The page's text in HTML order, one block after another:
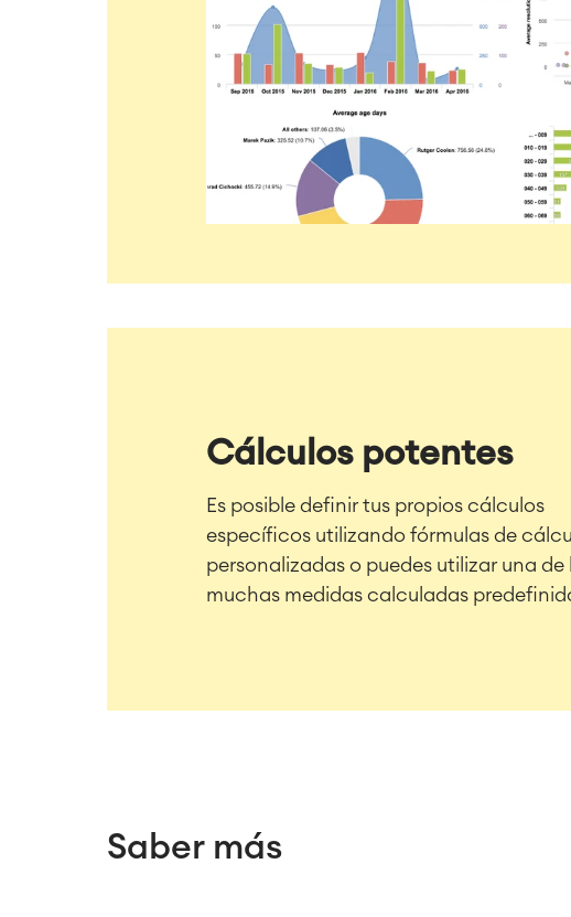
Cálculos potentes
Es posible definir tus propios cálculos
específicos utilizando fórmulas de
personalizadas o puedes utilizar una de
muchas medidas calculadas
Saber más